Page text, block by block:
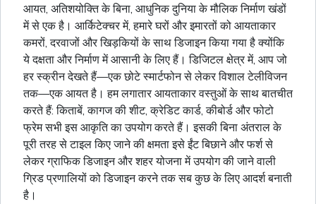
आयत, अतिशयोक्ति के बिना, आधुनिक दुनिया के मौलिक निर्माण खंडों
में से एक है। आर्किटेक्चर में, हमारे घरों और इमारतों को आयताकार
कमरों, दरवाजों और खिड़कियों के साथ डिजाइन किया गया है क्योंकि
ये दक्षता और निर्माण में आसानी के लिए हैं। डिजिटल क्षेत्र में, आप जो
हर स्क्रीन देखते हैं—एक छोटे स्मार्टफोन से लेकर विशाल टेलीविजन
तक—एक आयत है। हम लगातार आयताकार वस्तुओं के साथ बातचीत
करते हैं: किताबें, कागज की शीट, क्रेडिट कार्ड, कीबोर्ड और फोटो
फ्रेम सभी इस आकृति का उपयोग करते हैं। इसकी बिना अंतराल के
पूरी तरह से टाइल किए जाने की क्षमता इसे ईंट बिछाने और फर्श से
लेकर ग्राफिक डिजाइन और शहर योजना में उपयोग की जाने वाली
ग्रिड प्रणालियों को डिजाइन करने तक सब कुछ के लिए आदर्श बनाती
है।